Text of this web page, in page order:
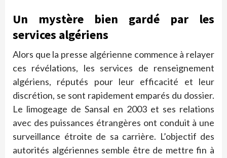
Un mystère bien gardé par les
services algériens
Alors que la presse algérienne commence à relayer
ces révélations, les services de renseignement
algériens, réputés pour leur efficacité et leur
discrétion, se sont rapidement emparés du dossier.
Le limogeage de Sansal en 2003 et ses relations
avec des puissances étrangères ont conduit à une
surveillance étroite de sa carrière. L’objectif des
autorités algériennes semble être de mettre fin à